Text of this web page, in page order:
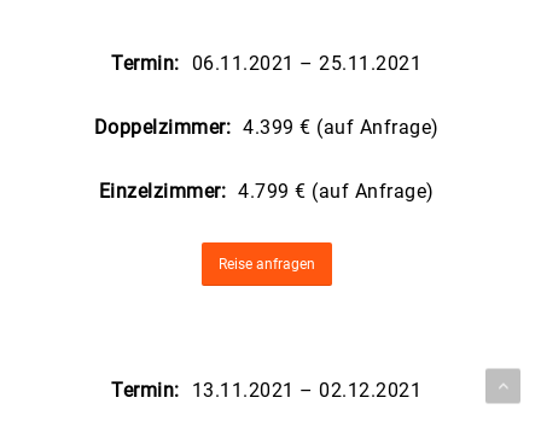
Termin: 06.11.2021 – 25.11.2021
Doppelzimmer: 4.399 € (auf Anfrage)
Einzelzimmer: 4.799 € (auf Anfrage)
Reise anfragen
Termin: 13.11.2021 – 02.12.2021